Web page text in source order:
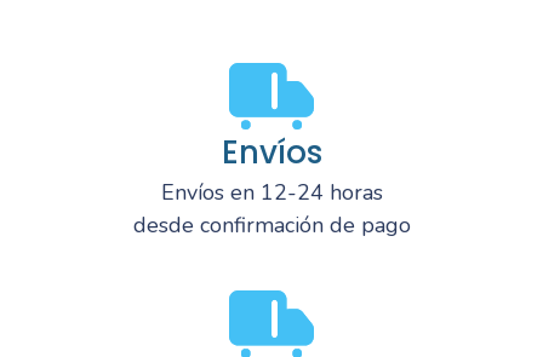
Envíos
Envíos en 12-24 horas
desde confirmación de pago